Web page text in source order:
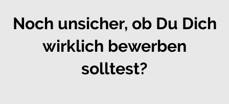
Noch unsicher, ob Du Dich
wirklich bewerben
solltest?